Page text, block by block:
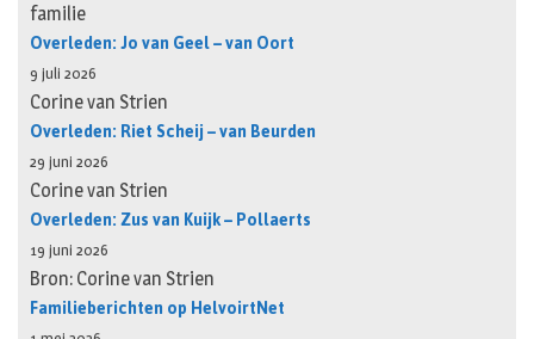
familie
Overleden: Jo van Geel – van Oort
9 juli 2026
Corine van Strien
Overleden: Riet Scheij – van Beurden
29 juni 2026
Corine van Strien
Overleden: Zus van Kuijk – Pollaerts
19 juni 2026
Bron: Corine van Strien
Familieberichten op HelvoirtNet